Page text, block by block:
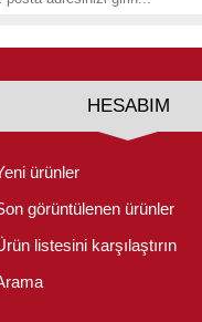
HESABIM
ürünler
görüntülenen ürünler
listesini karşılaştırın